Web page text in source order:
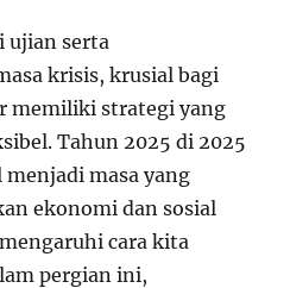
ujian serta
krisis, krusial bagi
memiliki strategi yang
Tahun 2025 di 2025
masa yang
ekonomi dan sosial
cara kita
pergian ini,